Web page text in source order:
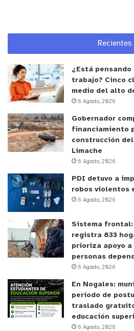
Recientes
¿Está pensando
trabajo? Cinco
medio del alto
6 Agosto, 2026
Gobernador
financiamiento
construcción
Limache
6 Agosto, 2026
PDI detuvo a
robos violentos
6 Agosto, 2026
Sistema
registra 833
prioriza apoyo a
personas
6 Agosto, 2026
En Nogales:
período de
traslado
educación
6 Agosto, 2026